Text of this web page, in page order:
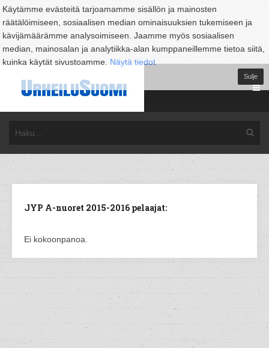
Käytämme evästeitä tarjoamamme sisällön ja mainosten
räätälöimiseen, sosiaalisen median ominaisuuksien tukemiseen ja
kävijämäärämme analysoimiseen. Jaamme myös sosiaalisen
median, mainosalan ja analytiikka-alan kumppaneillemme tietoa siitä,
kuinka käytät sivustoamme. Näytä tiedot
Sulje
JYP A-nuoret 2015-2016 pelaajat:
Ei kokoonpanoa.